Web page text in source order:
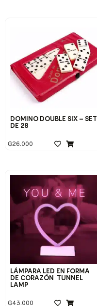
DOMINO DOUBLE SIX – SET
DE 28
₲26.000
LÁMPARA LED EN FORMA
DE CORAZÓN TUNNEL
LAMP
₲43.000